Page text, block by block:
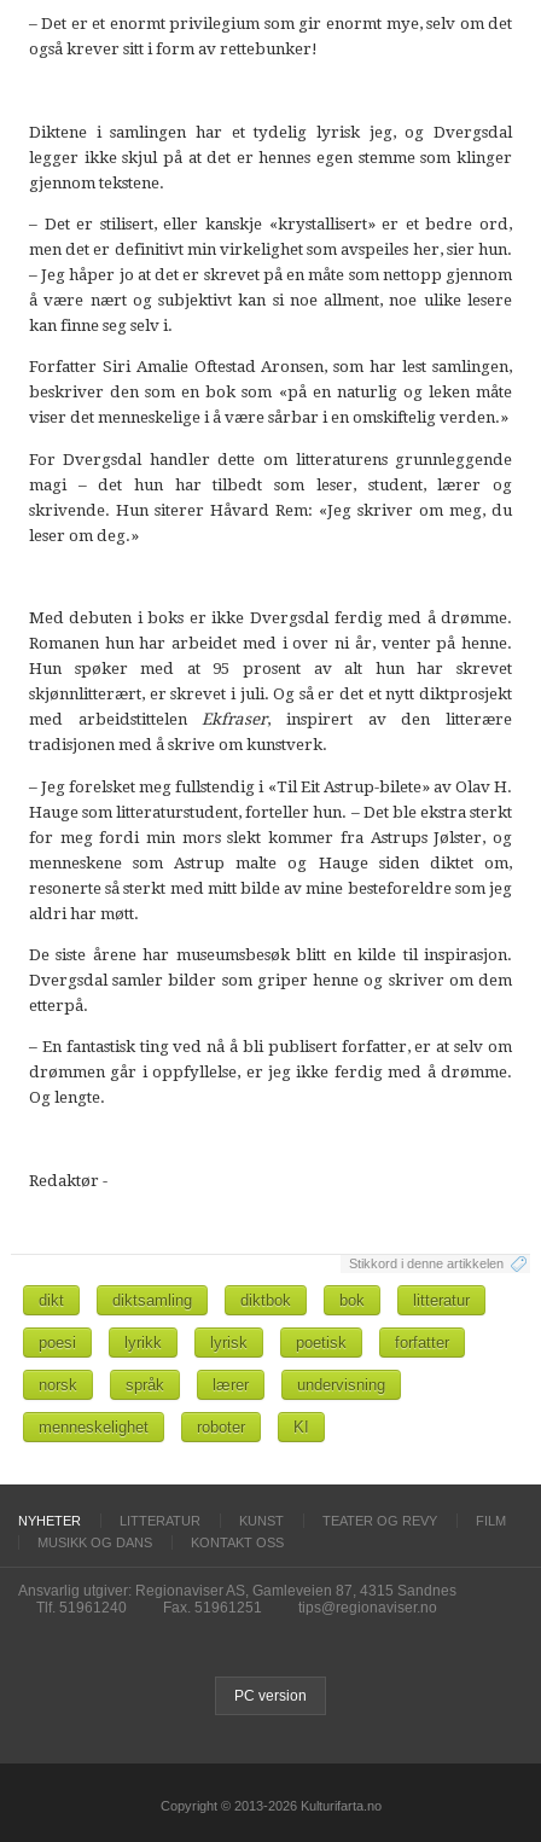
– Det er et enormt privilegium som gir enormt mye, selv om det
også krever sitt i form av rettebunker!
Diktene i samlingen har et tydelig lyrisk jeg, og Dvergsdal
legger ikke skjul på at det er hennes egen stemme som klinger
gjennom tekstene.
– Det er stilisert, eller kanskje «krystallisert» er et bedre ord,
men det er definitivt min virkelighet som avspeiles her, sier hun.
– Jeg håper jo at det er skrevet på en måte som nettopp gjennom
å være nært og subjektivt kan si noe allment, noe ulike lesere
kan finne seg selv i.
Forfatter Siri Amalie Oftestad Aronsen, som har lest samlingen,
beskriver den som en bok som «på en naturlig og leken måte
viser det menneskelige i å være sårbar i en omskiftelig verden.»
For Dvergsdal handler dette om litteraturens grunnleggende
magi – det hun har tilbedt som leser, student, lærer og
skrivende. Hun siterer Håvard Rem: «Jeg skriver om meg, du
leser om deg.»
Med debuten i boks er ikke Dvergsdal ferdig med å drømme.
Romanen hun har arbeidet med i over ni år, venter på henne.
Hun spøker med at 95 prosent av alt hun har skrevet
skjønnlitterært, er skrevet i juli. Og så er det et nytt diktprosjekt
med arbeidstittelenEkfraser, inspirert av den litterære
tradisjonen med å skrive om kunstverk.
– Jeg forelsket meg fullstendig i «Til Eit Astrup-bilete» av Olav H.
Hauge som litteraturstudent, forteller hun. – Det ble ekstra sterkt
for meg fordi min mors slekt kommer fra Astrups Jølster, og
menneskene som Astrup malte og Hauge siden diktet om,
resonerte så sterkt med mitt bilde av mine besteforeldre som jeg
aldri har møtt.
De siste årene har museumsbesøk blitt en kilde til inspirasjon.
Dvergsdal samler bilder som griper henne og skriver om dem
etterpå.
– En fantastisk ting ved nå å bli publisert forfatter, er at selv om
drømmen går i oppfyllelse, er jeg ikke ferdig med å drømme.
Og lengte.
Redaktør -
Stikkord i denne artikkelen
dikt diktsamling diktbok bok litteratur
poesi lyrikk lyrisk poetisk forfatter
norsk språk lærer undervisning
menneskelighet roboter KI
NYHETER LITTERATUR KUNST TEATER OG REVY
FILM
MUSIKK OG DANS
KONTAKT OSS
Ansvarlig utgiver: Regionaviser AS, Gamleveien 87, 4315 Sandnes
Tlf. 51961240
Fax. 51961251 tips@regionaviser.no
PC version
Copyright © 2013-2026 Kulturifarta.no